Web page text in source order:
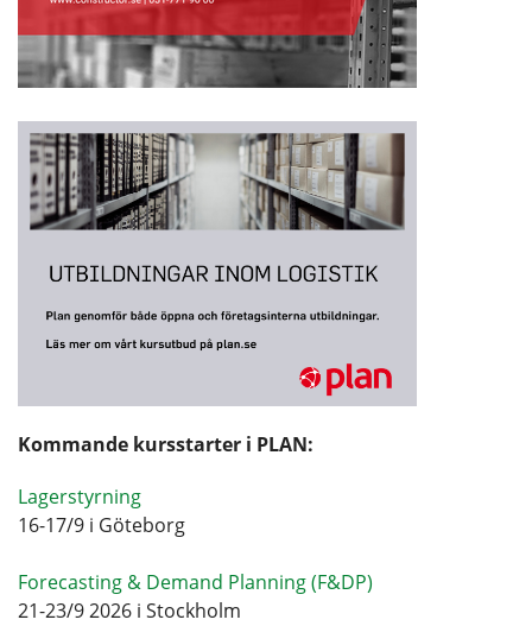
Kommande kursstarter i PLAN:
Lagerstyrning
16-17/9 i Göteborg
Forecasting & Demand Planning (F&DP)
21-23/9 2026 i Stockholm